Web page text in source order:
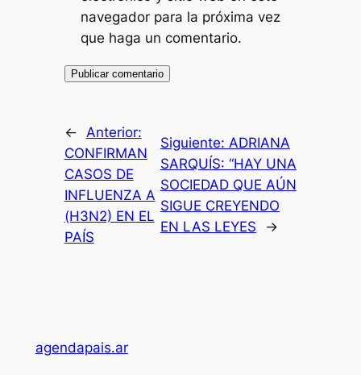
navegador para la próxima vez
que haga un comentario.
← Anterior:
CONFIRMAN
CASOS DE
INFLUENZA A
(H3N2) EN EL
PAÍS
Siguiente: ADRIANA
SARQUÍS: “HAY UNA
SOCIEDAD QUE AÚN
SIGUE CREYENDO
EN LAS LEYES
→
agendapais.ar